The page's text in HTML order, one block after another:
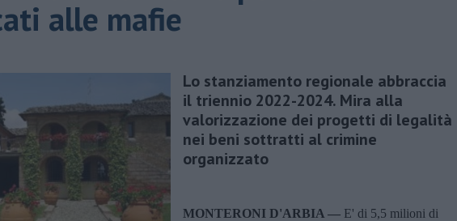
alle mafie
Lo stanziamento regionale abbraccia
il triennio 2022-2024. Mira alla
valorizzazione dei progetti di legalità
nei beni sottratti al crimine
organizzato
MONTERONI D'ARBIA — E' di 5,5 milioni di